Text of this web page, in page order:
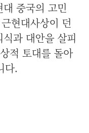
중국의 고민
현대사상이 던
과 대안을 살피
적 토대를 돌아
다.